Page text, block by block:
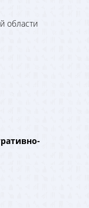
области